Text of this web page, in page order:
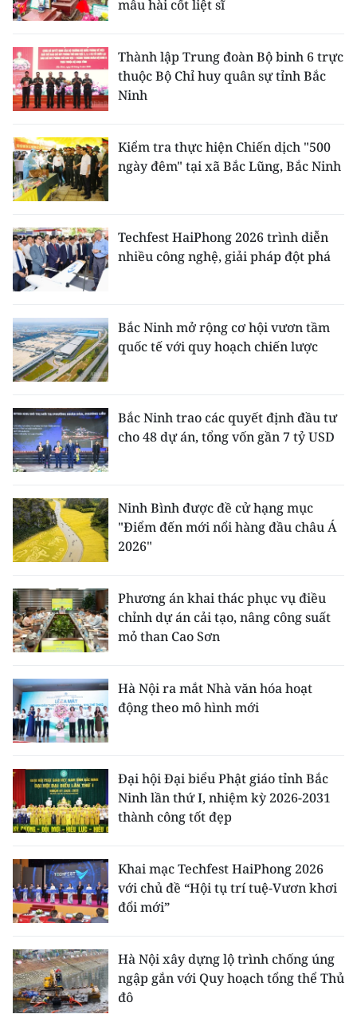
mẫu hài cốt liệt sĩ
Thành lập Trung đoàn Bộ binh 6 trực
thuộc Bộ Chỉ huy quân sự tỉnh Bắc
Ninh
Kiểm tra thực hiện Chiến dịch "500
ngày đêm" tại xã Bắc Lũng, Bắc Ninh
Techfest HaiPhong 2026 trình diễn
nhiều công nghệ, giải pháp đột phá
Bắc Ninh mở rộng cơ hội vươn tầm
quốc tế với quy hoạch chiến lược
Bắc Ninh trao các quyết định đầu tư
cho 48 dự án, tổng vốn gần 7 tỷ USD
Ninh Bình được đề cử hạng mục
"Điểm đến mới nổi hàng đầu châu Á
2026"
Phương án khai thác phục vụ điều
chỉnh dự án cải tạo, nâng công suất
mỏ than Cao Sơn
Hà Nội ra mắt Nhà văn hóa hoạt
động theo mô hình mới
Đại hội Đại biểu Phật giáo tỉnh Bắc
Ninh lần thứ I, nhiệm kỳ 2026-2031
thành công tốt đẹp
Khai mạc Techfest HaiPhong 2026
với chủ đề “Hội tụ trí tuệ-Vươn khơi
đổi mới”
Hà Nội xây dựng lộ trình chống úng
ngập gắn với Quy hoạch tổng thể Thủ
đô